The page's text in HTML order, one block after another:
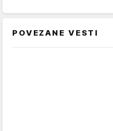
POVEZANE VESTI